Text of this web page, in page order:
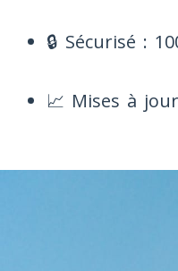
🔒 Sécurisé :
📈 Mises à